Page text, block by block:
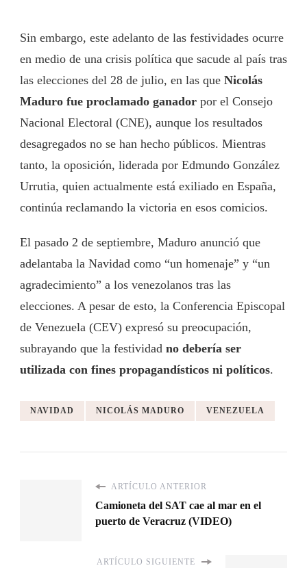
Sin embargo, este adelanto de las festividades ocurre
en medio de una crisis política que sacude al país tras
las elecciones del 28 de julio, en las que Nicolás
Maduro fue proclamado ganador por el Consejo
Nacional Electoral (CNE), aunque los resultados
desagregados no se han hecho públicos. Mientras
tanto, la oposición, liderada por Edmundo González
Urrutia, quien actualmente está exiliado en España,
continúa reclamando la victoria en esos comicios.
El pasado 2 de septiembre, Maduro anunció que
adelantaba la Navidad como “un homenaje” y “un
agradecimiento” a los venezolanos tras las
elecciones. A pesar de esto, la Conferencia Episcopal
de Venezuela (CEV) expresó su preocupación,
subrayando que la festividad no debería ser
utilizada con fines propagandísticos ni políticos.
NAVIDAD NICOLÁS MADURO VENEZUELA
ARTÍCULO ANTERIOR
Camioneta del SAT cae al mar en el
puerto de Veracruz (VIDEO)
ARTÍCULO SIGUIENTE